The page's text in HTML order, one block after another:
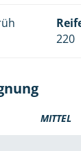
220
MITTEL